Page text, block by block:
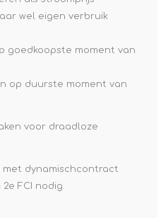
wel eigen verbruik
goedkoopste moment van
op duurste moment van
voor draadloze
met dynamischcontract
FCI nodig.